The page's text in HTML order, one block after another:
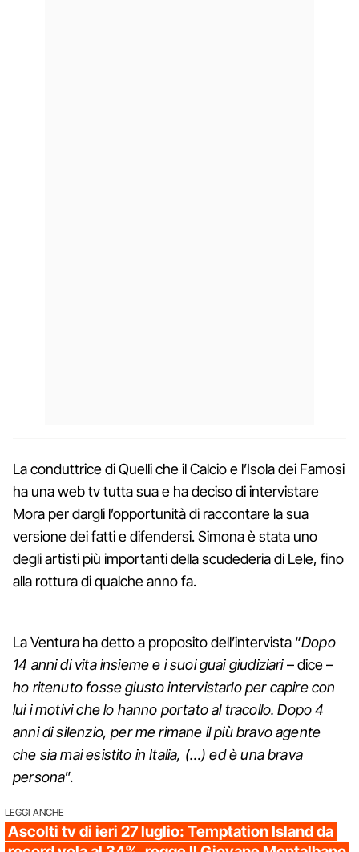
La conduttrice di Quelli che il Calcio e l’Isola dei Famosi
ha una web tv tutta sua e ha deciso di intervistare
Mora per dargli l’opportunità di raccontare la sua
versione dei fatti e difendersi. Simona è stata uno
degli artisti più importanti della scudederia di Lele, fino
alla rottura di qualche anno fa.
La Ventura ha detto a proposito dell’intervista “Dopo
14 anni di vita insieme e i suoi guai giudiziari– dice –
ho ritenuto fosse giusto intervistarlo per capire con
lui i motivi che lo hanno portato al tracollo. Dopo 4
anni di silenzio, per me rimane il più bravo agente
che sia mai esistito in Italia, (…) ed è una brava
persona”.
LEGGI ANCHE
Ascolti tv di ieri 27 luglio: Temptation Island da